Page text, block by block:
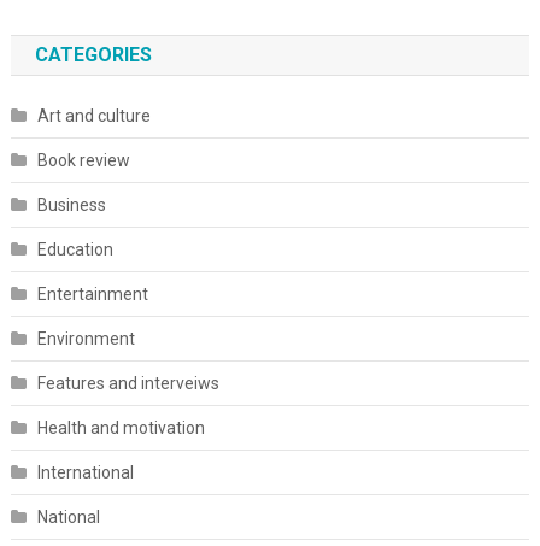
CATEGORIES
Art and culture
Book review
Business
Education
Entertainment
Environment
Features and interveiws
Health and motivation
International
National